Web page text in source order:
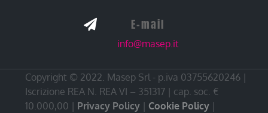
 E-mail
info@masep.it
Copyright © 2022. Masep Srl - p.iva 03755620246 |
Iscrizione REA N. REA VI – 351317 | cap. soc. €
10.000,00 | Privacy Policy | Cookie Policy |